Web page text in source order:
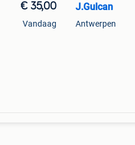
€ 35,00
Vandaag
J.Gulcan
Antwerpen